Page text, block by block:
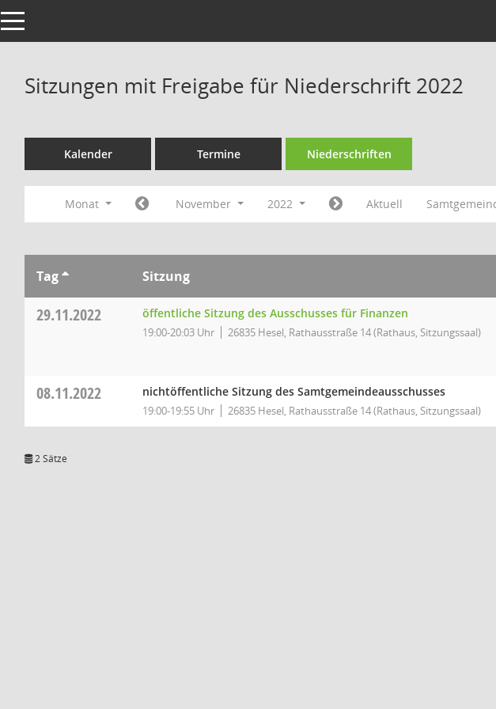
Toggle navigation
Sitzungen mit Freigabe für Niederschrift 2022
Kalender Termine Niederschriften
Monat November 2022 Aktuell
Tag Sitzung
29.11.2022 öffentliche Sitzung des Ausschusses für Finanzen
19:00-20:03 Uhr 26835 Hesel, Rathausstraße 14 (Rathaus, Sitzungssaal)
08.11.2022 nichtöffentliche Sitzung des Samtgemeindeausschusses
19:00-19:55 Uhr 26835 Hesel, Rathausstraße 14 (Rathaus, Sitzungssaal)
2 Sätze